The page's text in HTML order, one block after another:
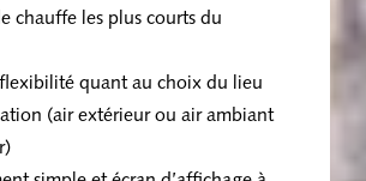
chauffe les plus courts du
quant au choix du lieu
(air extérieur ou air ambiant